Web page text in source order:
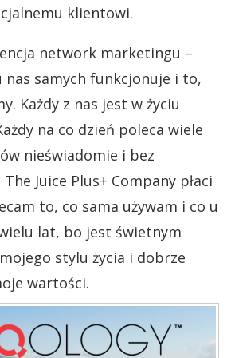
klientowi.
network marketingu –
nas samych funkcjonuje i to,
Każdy z nas jest w życiu
na co dzień poleca wiele
nieświadomie i bez
Juice Plus+ Company płaci
to, co sama używam i co u
lat, bo jest świetnym
stylu życia i dobrze
wartości.